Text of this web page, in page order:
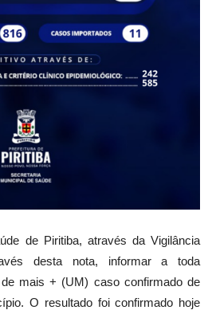
de Piritiba, através da Vigilância
desta nota, informar a toda
mais + (UM) caso confirmado de
O resultado foi confirmado hoje